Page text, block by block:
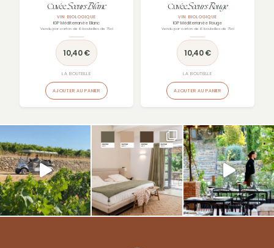
CuvéeSœurs Blanc
VIN BIOLOGIQUE
IGP Méditerranée Blanc
Vendu par carton de 6 bouteilles de 75cl
10,40€
LA BOUTEILLE
AJOUTER AU PANIER
CuvéeSœurs Rouge
VIN BIOLOGIQUE
IGP Méditerranée Rouge
Vendu par carton de 6 bouteilles de 75cl
10,40€
LA BOUTEILLE
AJOUTER AU PANIER